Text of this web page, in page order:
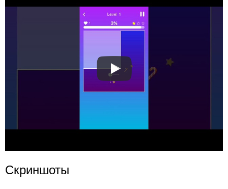
Скриншоты